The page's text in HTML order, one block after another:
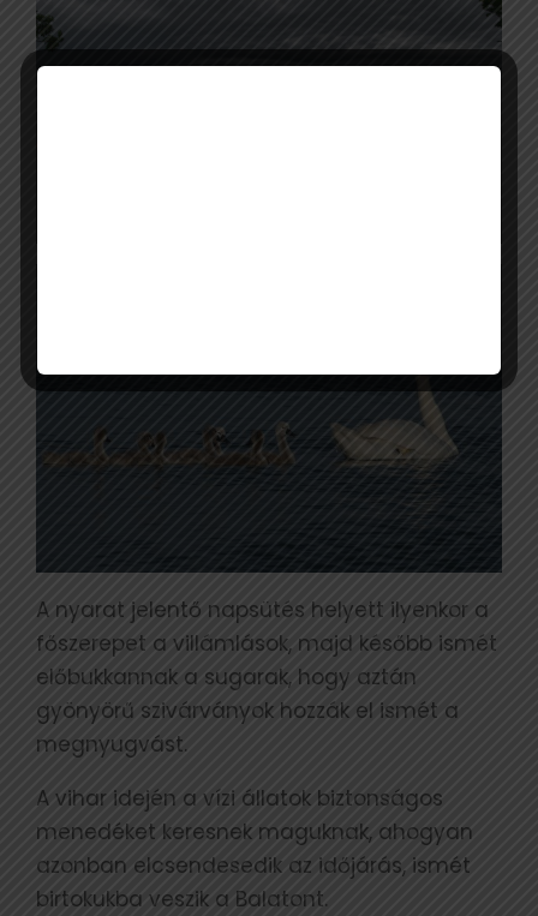
A nyarat jelentő napsütés helyett ilyenkor a
főszerepet a villámlások, majd később ismét
előbukkannak a sugarak, hogy aztán
gyönyörű szivárványok hozzák el ismét a
megnyugvást.
A vihar idején a vízi állatok biztonságos
menedéket keresnek maguknak, ahogyan
azonban elcsendesedik az időjárás, ismét
birtokukba veszik a Balatont.